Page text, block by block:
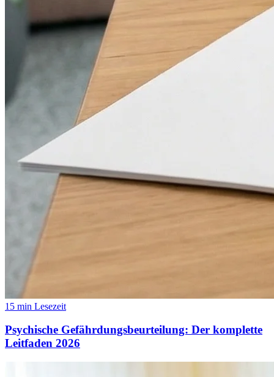
15 min Lesezeit
Psychische Gefährdungsbeurteilung: Der komplette
Leitfaden 2026